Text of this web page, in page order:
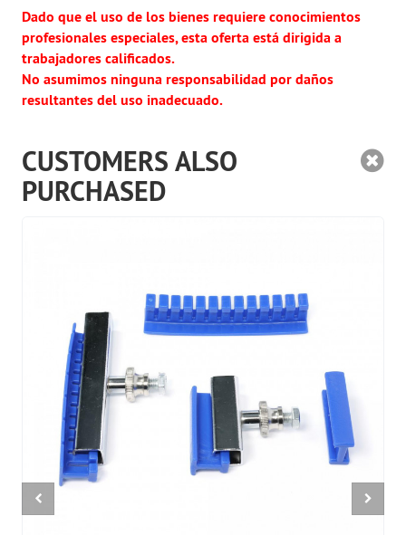
Dado que el uso de los bienes requiere conocimientos
profesionales especiales, esta oferta está dirigida a
trabajadores calificados.
No asumimos ninguna responsabilidad por daños
resultantes del uso inadecuado.
CUSTOMERS ALSO
PURCHASED